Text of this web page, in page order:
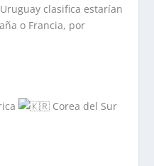
clasifica estarían
o Francia, por
Corea del Sur